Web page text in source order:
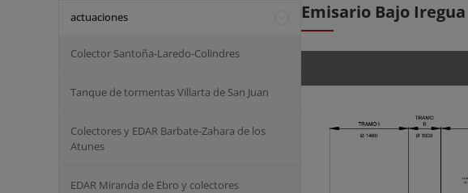
actuaciones
Colector Santoña-Laredo-Colindres
Tanque de tormentas Villarta de San Juan
Colectores y EDAR Barbate-Zahara de los
Atunes
EDAR Miranda de Ebro y colectores
Emisario Bajo Iregua